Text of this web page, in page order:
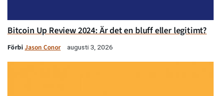
Bitcoin Up Review 2024: Är det en bluff eller legitimt?
Förbi Jason Conor augusti 3, 2026